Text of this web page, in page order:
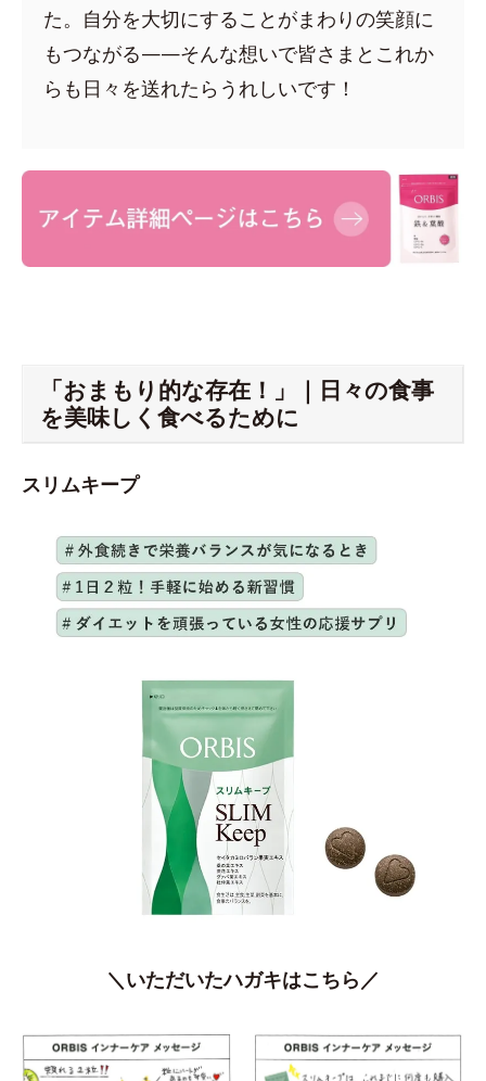
た。自分を大切にすることがまわりの笑顔に
もつながる——そんな想いで皆さまとこれか
らも日々を送れたらうれしいです！
「おまもり的な存在！」｜日々の食事
を美味しく食べるために
スリムキープ
＼いただいたハガキはこちら／